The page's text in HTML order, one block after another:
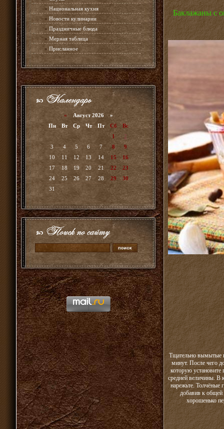
» Национальная кухня
» Новости кулинарии
» Праздничные блюда
» Мерная таблица
» Присланное
« Август 2026 »
Пн
Вт Ср Чт Пт Сб
Вс
1
2
3
4 5 6 7 8
9
10
11 12 13 14 15
16
17
18 19 20 21 22
23
24
25 26 27 28 29
30
31
Баклажаны с
Тщательно вымытые
минут. После чего
которую установите
средней величины. В
нарежьте. Толчёные
добавив к общей
хорошенько